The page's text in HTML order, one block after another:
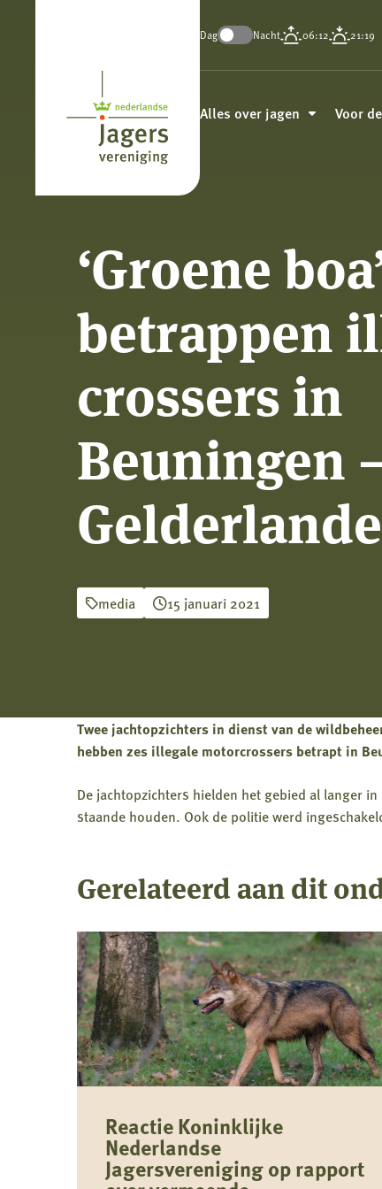
Nederlandse
Jagersvereniging
Dag Nacht 06:12 21:19
Alles over jagen Voor
‘Groene
betrappen
crossers in
Beuningen
media 15 januari 2021
Twee jachtopzichters in dienst van de
hebben zes illegale motorcrossers betrapt in
De jachtopzichters hielden het gebied al langer
staande houden. Ook de politie werd
Gerelateerd aan dit
Reactie Koninklijke
Nederlandse
Jagersvereniging op rapport